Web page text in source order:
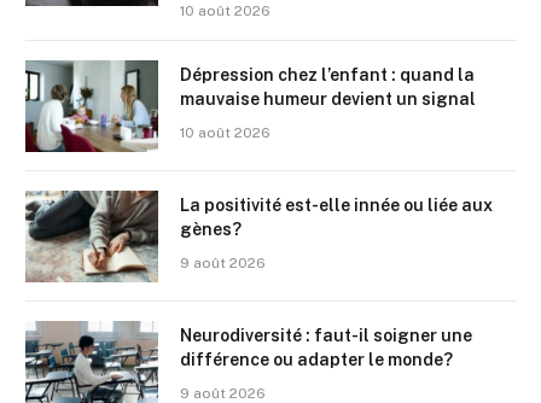
10 août 2026
Dépression chez l’enfant : quand la
mauvaise humeur devient un signal
10 août 2026
La positivité est-elle innée ou liée aux
gènes?
9 août 2026
Neurodiversité : faut-il soigner une
différence ou adapter le monde?
9 août 2026